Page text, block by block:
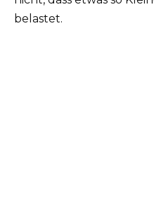
belastet.